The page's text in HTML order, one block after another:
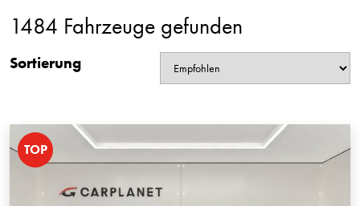
1484 Fahrzeuge gefunden
Sortierung
TOP